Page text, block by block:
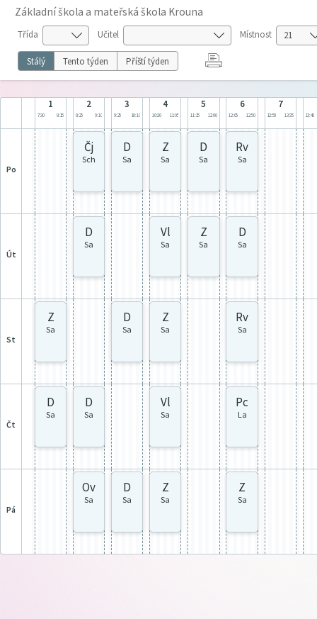
Základní škola a mateřská škola Krouna
Třída Učitel Místnost
Stálý Tento týden Příští týden
1
7:30 8:15
2
8:25 9:10
3
9:25 10:10
4
10:20 11:05
5
11:15 12:00
6
12:05 12:50
7
12:50 13:35 13:40
po
Čj
Sch
D
Sa
Z
Sa
D
Sa
Rv
Sa
út
D
Sa
Vl
Sa
Z
Sa
D
Sa
st
Z
Sa
D
Sa
Z
Sa
Rv
Sa
čt
D
Sa
D
Sa
Vl
Sa
Pc
La
pá
Ov
Sa
D
Sa
Z
Sa
Z
Sa